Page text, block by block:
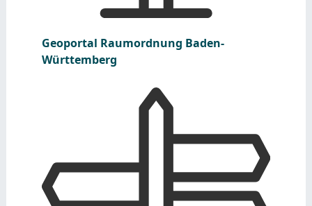
Geoportal Raumordnung Baden-
Württemberg